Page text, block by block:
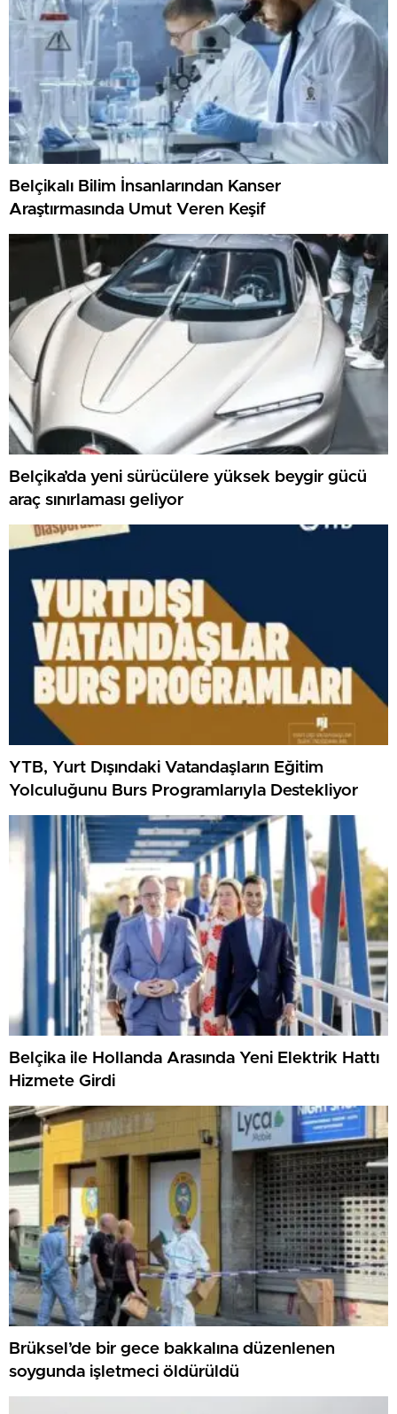
Belçikalı Bilim İnsanlarından Kanser
Araştırmasında Umut Veren Keşif
Belçika’da yeni sürücülere yüksek beygir gücü
araç sınırlaması geliyor
YTB, Yurt Dışındaki Vatandaşların Eğitim
Yolculuğunu Burs Programlarıyla Destekliyor
Belçika ile Hollanda Arasında Yeni Elektrik Hattı
Hizmete Girdi
Brüksel’de bir gece bakkalına düzenlenen
soygunda işletmeci öldürüldü